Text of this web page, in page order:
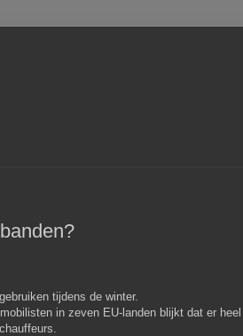
tijdens de winter.
in zeven EU-landen blijkt dat er heel